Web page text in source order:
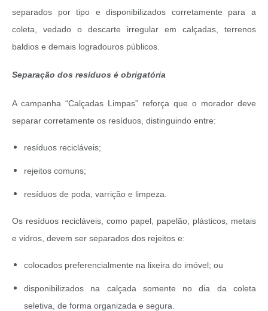
separados por tipo e disponibilizados corretamente para a
coleta, vedado o descarte irregular em calçadas, terrenos
baldios e demais logradouros públicos.
Separação dos resíduos é obrigatória
A campanha “Calçadas Limpas” reforça que o morador deve
separar corretamente os resíduos, distinguindo entre:
resíduos recicláveis;
rejeitos comuns;
resíduos de poda, varrição e limpeza.
Os resíduos recicláveis, como papel, papelão, plásticos, metais
e vidros, devem ser separados dos rejeitos e:
colocados preferencialmente na lixeira do imóvel; ou
disponibilizados na calçada somente no dia da coleta
seletiva, de forma organizada e segura.